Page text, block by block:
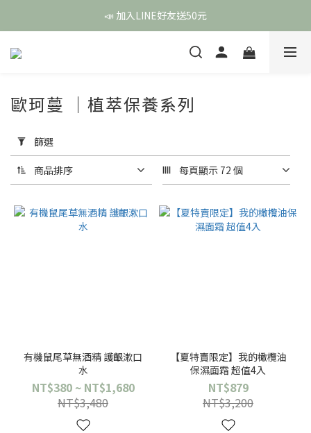
頭皮保養月❤️養髮精華買2送1
📣 加入LINE好友送50元
頭皮保養月❤️養髮精華買2送1
用
篩
選
價格
歐珂蔓 ｜植萃保養系列
篩選
商品排序 每頁顯示 72 個
有機鼠尾草無酒精 護齦漱口
水
NT$380 ~ NT$1,680
NT$3,480
【夏特賣限定】我的橄欖油
保濕面霜 超值4入
NT$879
NT$3,200